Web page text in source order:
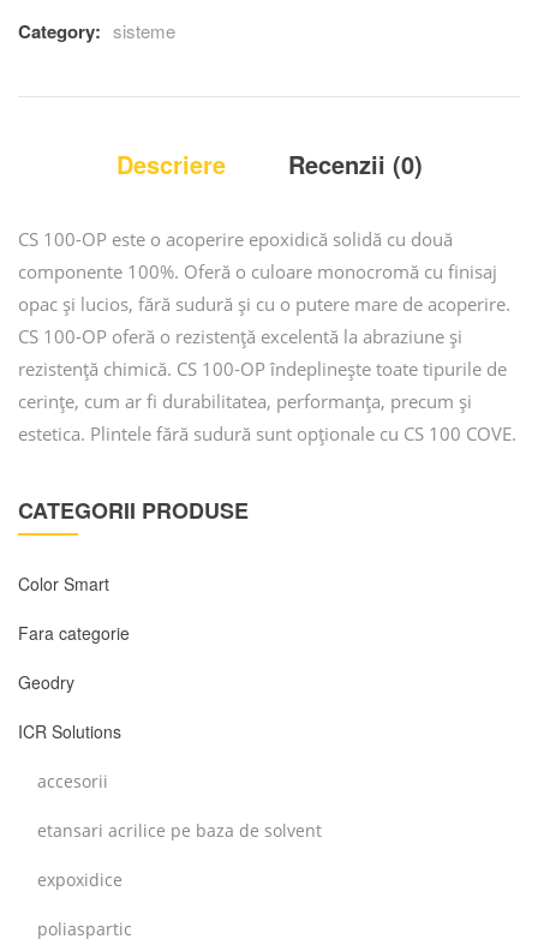
ratings
Category: sisteme
Descriere Recenzii (0)
CS 100-OP este o acoperire epoxidică solidă cu două
componente 100%. Oferă o culoare monocromă cu finisaj
opac și lucios, fără sudură și cu o putere mare de acoperire.
CS 100-OP oferă o rezistență excelentă la abraziune și
rezistență chimică. CS 100-OP îndeplinește toate tipurile de
cerințe, cum ar fi durabilitatea, performanța, precum și
estetica. Plintele fără sudură sunt opționale cu CS 100 COVE.
CATEGORII PRODUSE
Color Smart
Fara categorie
Geodry
ICR Solutions
accesorii
etansari acrilice pe baza de solvent
expoxidice
poliaspartic